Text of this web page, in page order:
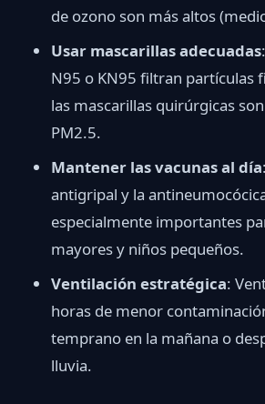
de ozono son más altos
Usar mascarillas adecuadas
N95 o KN95 filtran partículas
las mascarillas quirúrgicas
PM2.5.
Mantener las vacunas al día
antigripal y la
especialmente importantes
mayores y niños pequeños.
Ventilación estratégica:
horas de menor
temprano en la mañana o
lluvia.